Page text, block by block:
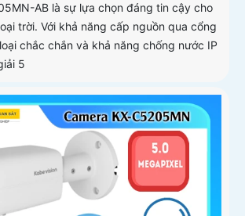
AB là sự lựa chọn đáng tin cậy cho
trời. Với khả năng cấp nguồn qua cổng
chắc chắn và khả năng chống nước IP
5